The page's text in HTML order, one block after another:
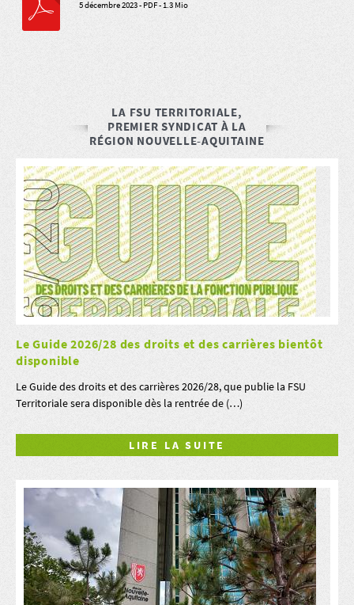
5 décembre 2023- PDF-1.3 Mio
LA FSU TERRITORIALE,
PREMIER SYNDICAT À LA
RÉGION NOUVELLE-AQUITAINE
Le Guide 2026/28 des droits et des carrières bientôt
disponible
Le Guide des droits et des carrières 2026/28, que publie la FSU
Territoriale sera disponible dès la rentrée de (…)
LIRE LA SUITE